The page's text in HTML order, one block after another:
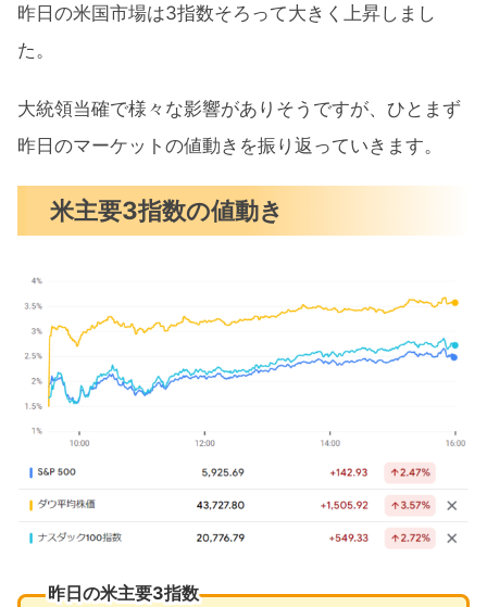
S&P500ヒートマップ
S&P500チャート分析
米国市場のトピックス
トランプ大統領爆誕でホワイトハウス
返り咲き
トランプ勝利がFRBに与える影響
11月の注目イベントについて
まとめ
昨日の米国市場は3指数そろって大きく上昇しまし
た。
大統領当確で様々な影響がありそうですが、ひとまず
昨日のマーケットの値動きを振り返っていきます。
米主要3指数の値動き
昨日の米主要3指数